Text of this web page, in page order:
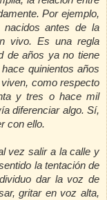
Por ejemplo,
antes de la
vivo. Es una regla
de años ya no tiene
quinientos años
como respecto
y tres o hace mil
diferenciar algo. Sí,
con ello.
vez salir a la calle y
la tentación de
dar la voz de
gritar en voz alta,